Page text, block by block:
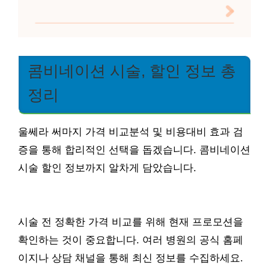
콤비네이션 시술, 할인 정보 총
정리
울쎄라 써마지 가격 비교분석 및 비용대비 효과 검
증을 통해 합리적인 선택을 돕겠습니다. 콤비네이션
시술 할인 정보까지 알차게 담았습니다.
시술 전 정확한 가격 비교를 위해 현재 프로모션을
확인하는 것이 중요합니다. 여러 병원의 공식 홈페
이지나 상담 채널을 통해 최신 정보를 수집하세요.